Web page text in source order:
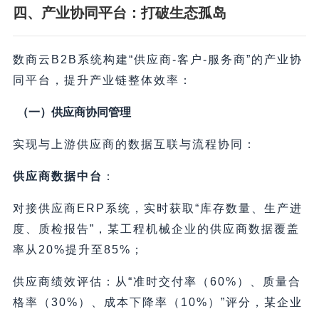
四、产业协同平台：打破生态孤岛
数商云B2B系统构建“供应商-客户-服务商”的产业协
同平台，提升产业链整体效率：
（一）供应商协同管理
实现与上游供应商的数据互联与流程协同：
供应商数据中台 ：
对接供应商ERP系统，实时获取“库存数量、生产进
度、质检报告”，某工程机械企业的供应商数据覆盖
率从20%提升至85%；
供应商绩效评估：从“准时交付率（60%）、质量合
格率（30%）、成本下降率（10%）”评分，某企业